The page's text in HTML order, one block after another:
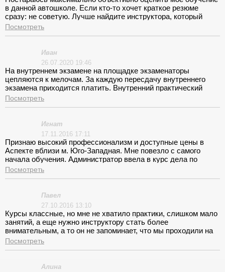
Посмотреть
Иван
26.07.2020 19:46
На внутреннем экзамене на площадке экзаменаторы
цепляются к мелочам. За каждую пересдачу внутреннего
экзамена приходится платить. Внутренний практический
экзамен только раз в две недели, чтобы ученики успели
отвыкнуть.
Посмотреть
Игнат
17.11.2016 17:11
Признаю высокий профессионализм и доступные цены в
Аспекте вблизи м. Юго-Западная. Мне повезло с самого
начала обучения. Администратор ввела в курс дела по
стоимости и посоветовала, как себя вести, чтобы обойти
острые углы. Преподаватель Елена Юрьевна, будучи
специалистом? исключительно подвела меня к успешной
сдаче теоретических экзаменов. С инструктором Василием
Анатольевичем тоже хорошо поладили. Подготовили меня к
водительской жизни по высшему классу.
Посмотреть
Павел
27.10.2016 13:10
Курсы классные, но мне не хватило практики, слишком мало
занятий, а еще нужно инструктору стать более
внимательным, а то он не запоминает, что мы проходили на
предыдущем занятии. Лекции в меру скучные, их стоит
разнообразить легкими шутками.
Посмотреть
Алина